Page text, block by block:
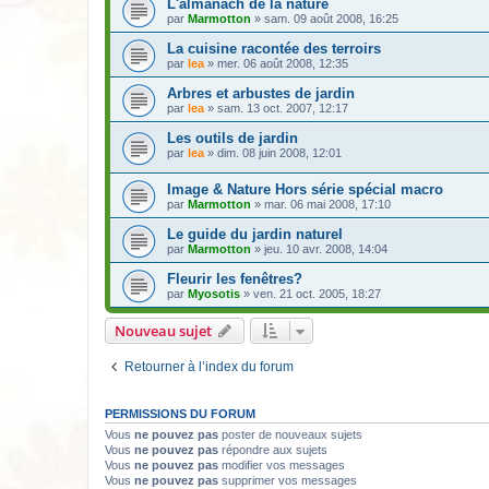
L'almanach de la nature
par Marmotton » sam. 09 août 2008, 16:25
La cuisine racontée des terroirs
par lea » mer. 06 août 2008, 12:35
Arbres et arbustes de jardin
par lea » sam. 13 oct. 2007, 12:17
Les outils de jardin
par lea » dim. 08 juin 2008, 12:01
Image & Nature Hors série spécial macro
par Marmotton » mar. 06 mai 2008, 17:10
Le guide du jardin naturel
par Marmotton » jeu. 10 avr. 2008, 14:04
Fleurir les fenêtres?
par Myosotis » ven. 21 oct. 2005, 18:27
Nouveau sujet
Retourner à l’index du forum
PERMISSIONS DU FORUM
Vous ne pouvez pas poster de nouveaux sujets
Vous ne pouvez pas répondre aux sujets
Vous ne pouvez pas modifier vos messages
Vous ne pouvez pas supprimer vos messages